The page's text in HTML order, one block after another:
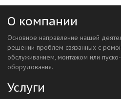
О компании
Основное направление нашей
решении проблем связанных с
обслуживанием, монтажом или
оборудования.
Услуги